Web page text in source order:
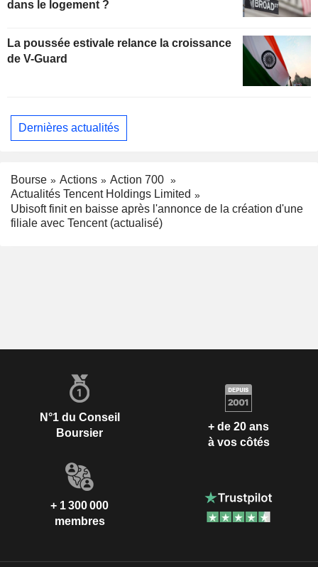
dans le logement ?
La poussée estivale relance la croissance
de V-Guard
Dernières actualités
Bourse Actions
Action 700
Actualités Tencent Holdings Limited
Ubisoft finit en baisse après l'annonce de la création d'une
filiale avec Tencent (actualisé)
N°1 du Conseil
Boursier
+ de 20 ans
à vos côtés
+ 1 300 000
membres